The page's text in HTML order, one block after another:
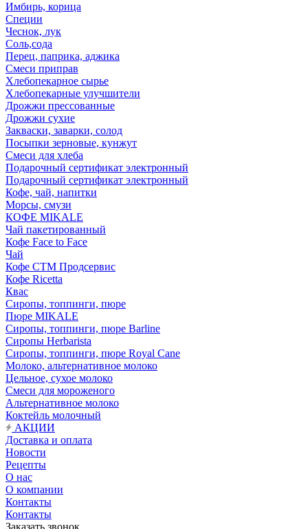
Имбирь, корица
Специи
Чеснок, лук
Соль,сода
Перец, паприка, аджика
Смеси приправ
Хлебопекарное сырье
Хлебопекарные улучшители
Дрожжи прессованные
Дрожжи сухие
Закваски, заварки, солод
Посыпки зерновые, кунжут
Смеси для хлеба
Подарочный сертификат электронный
Подарочный сертификат электронный
Кофе, чай, напитки
Морсы, смузи
КОФЕ MIKALE
Чай пакетированный
Кофе Face to Face
Чай
Кофе СТМ Продсервис
Кофе Ricetta
Квас
Сиропы, топпинги, пюре
Пюре MIKALE
Сиропы, топпинги, пюре Barline
Сиропы Herbarista
Сиропы, топпинги, пюре Royal Cane
Молоко, альтернативное молоко
Цельное, сухое молоко
Смеси для мороженого
Альтернативное молоко
Коктейль молочный
АКЦИИ
Доставка и оплата
Новости
Рецепты
О нас
О компании
Контакты
Контакты
Заказать звонок